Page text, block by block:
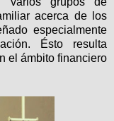
acerca de los
especialmente
Ésto resulta
el ámbito financiero